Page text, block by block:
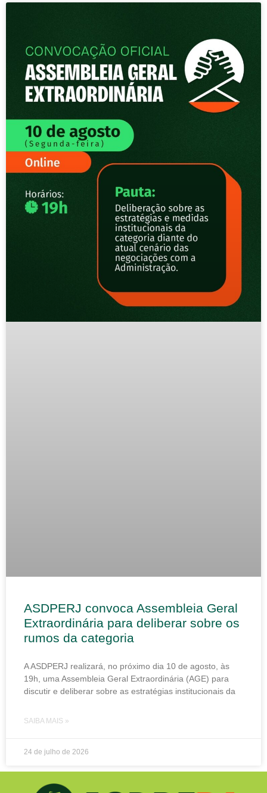
ASDPERJ convoca Assembleia Geral
Extraordinária para deliberar sobre os
rumos da categoria
A ASDPERJ realizará, no próximo dia 10 de agosto, às
19h, uma Assembleia Geral Extraordinária (AGE) para
discutir e deliberar sobre as estratégias institucionais da
SAIBA MAIS »
24 de julho de 2026